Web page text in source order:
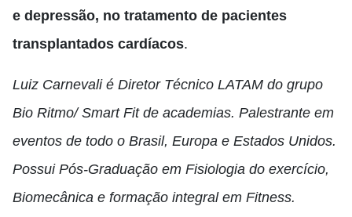
e depressão, no tratamento de pacientes
transplantados cardíacos.
Luiz Carnevali é Diretor Técnico LATAM do grupo
Bio Ritmo/ Smart Fit de academias. Palestrante em
eventos de todo o Brasil, Europa e Estados Unidos.
Possui Pós-Graduação em Fisiologia do exercício,
Biomecânica e formação integral em Fitness.